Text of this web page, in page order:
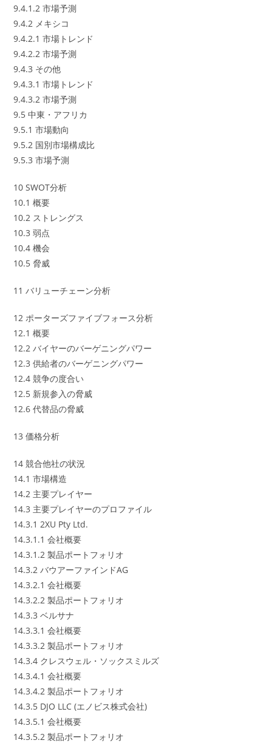
9.4.1.2 市場予測
9.4.2 メキシコ
9.4.2.1 市場トレンド
9.4.2.2 市場予測
9.4.3 その他
9.4.3.1 市場トレンド
9.4.3.2 市場予測
9.5 中東・アフリカ
9.5.1 市場動向
9.5.2 国別市場構成比
9.5.3 市場予測
10 SWOT分析
10.1 概要
10.2 ストレングス
10.3 弱点
10.4 機会
10.5 脅威
11 バリューチェーン分析
12 ポーターズファイブフォース分析
12.1 概要
12.2 バイヤーのバーゲニングパワー
12.3 供給者のバーゲニングパワー
12.4 競争の度合い
12.5 新規参入の脅威
12.6 代替品の脅威
13 価格分析
14 競合他社の状況
14.1 市場構造
14.2 主要プレイヤー
14.3 主要プレイヤーのプロファイル
14.3.1 2XU Pty Ltd.
14.3.1.1 会社概要
14.3.1.2 製品ポートフォリオ
14.3.2 バウアーファインドAG
14.3.2.1 会社概要
14.3.2.2 製品ポートフォリオ
14.3.3 ベルサナ
14.3.3.1 会社概要
14.3.3.2 製品ポートフォリオ
14.3.4 クレスウェル・ソックスミルズ
14.3.4.1 会社概要
14.3.4.2 製品ポートフォリオ
14.3.5 DJO LLC (エノビス株式会社)
14.3.5.1 会社概要
14.3.5.2 製品ポートフォリオ